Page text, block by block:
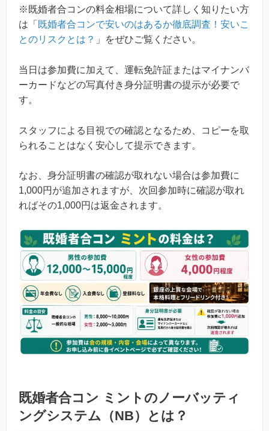
※既婚者合コンの料金相場について詳しく知りたい方
は「 既婚者合コンで安いのはあるか徹底調査！安いこ
とのリスクとは？ 」をぜひご覧ください。
当日は参加費に加えて、運転免許証またはマイナンバ
ーカードなどの写真付き身分証明書の提示が必要で
す。
スタッフによる目視での確認となるため、コピーを取
られることはなく安心して提示できます。
なお、身分証明書の確認が取れない場合は参加費に
1,000円が追加されますが、次回参加時に確認が取れ
ればその1,000円は返金されます。
既婚者合コン ミントのノーバッティ
ングシステム（NB）とは？